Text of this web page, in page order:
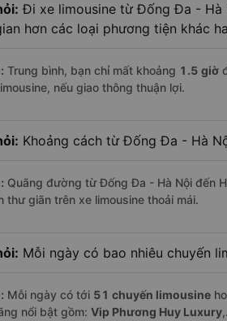
Đi xe limousine từ Đống Đa - Hà
hơn các loại phương tiện khác
Trung bình, bạn chỉ mất khoảng 1.5 giờ
nếu giao thông thuận lợi.
Khoảng cách từ Đống Đa - Hà
Quãng đường từ Đống Đa - Hà Nội đến
thư giãn trên xe limousine thoải mái.
Mỗi ngày có bao nhiêu chuyến
Mỗi ngày có tới 51 chuyến limousine
nổi bật gồm: Vip Phương Huy Luxury